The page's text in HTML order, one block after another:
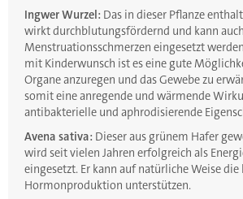
Ingwer Wurzel: Das in dieser Pflanze
wirkt durchblutungsfördernd und kann
Menstruationsschmerzen eingesetzt
mit Kinderwunsch ist es eine gute
Organe anzuregen und das Gewebe zu
somit eine anregende und wärmende
antibakterielle und aphrodisierende
Avena sativa: Dieser aus grünem Hafer
wird seit vielen Jahren erfolgreich als
eingesetzt. Er kann auf natürliche Weise
Hormonproduktion unterstützen.